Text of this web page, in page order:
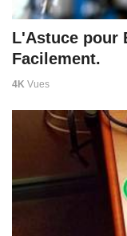
L'Astuce pour
Facilement.
4K Vues